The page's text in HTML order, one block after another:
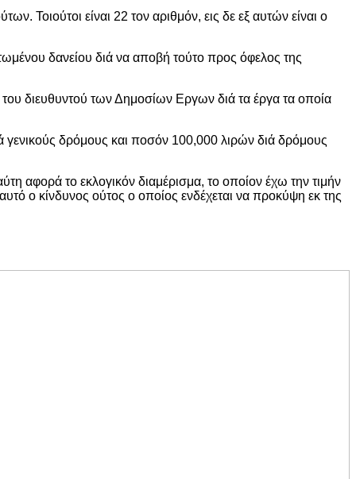
Τοιούτοι είναι 22 τον αριθμόν, εις δε εξ αυτών είναι ο
δανείου διά να αποβή τούτο προς όφελος της
διευθυντού των Δημοσίων Εργων διά τα έργα τα οποία
δρόμους και ποσόν 100,000 λιρών διά δρόμους
αφορά το εκλογικόν διαμέρισμα, το οποίον έχω την τιμήν
ο κίνδυνος ούτος ο οποίος ενδέχεται να προκύψη εκ της